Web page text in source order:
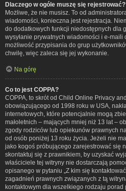
Dlaczego w ogóle muszę się rejestrować?
Możliwe, że nie musisz. To od
wiadomości, konieczna jest rejestracja.
do dodatkowych funkcji niedostępnych dla
wysyłanie prywatnych wiadomości i e-maili
możliwość przypisania do grup
chwilę, więc zaleca się jej wykonanie.
Na górę
Co to jest COPPA?
COPPA, to skrót od Child Online Privacy
obowiązującego od 1998 roku w USA,
internetowych, które potencjalnie mogą
małoletnich – mających mniej niż 13 lat –
zgody rodziców lub opiekunów prawnych
od osób poniżej 13 roku życia. Jeżeli nie
jako kogoś próbującego zarejestrować się
skontaktuj się z prawnikiem, by uzyskać
właściciele tej witryny nie dostarczają
opisanego w pytaniu „Z kim się
zagadnień prawnych związanych z tą
kontaktowym dla wszelkiego rodzaju porad